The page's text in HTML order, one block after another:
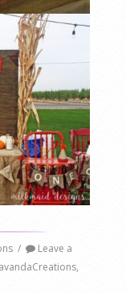
/
Leave a
,